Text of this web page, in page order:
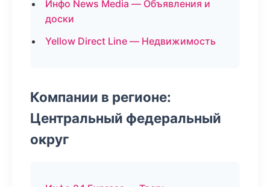
Инфо News Media — Объявления и
доски
Yellow Direct Line — Недвижимость
Компании в регионе:
Центральный федеральный
округ